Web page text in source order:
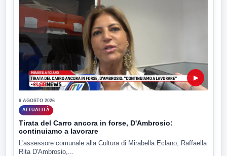
▶
6 AGOSTO 2026
ATTUALITÀ
Tirata del Carro ancora in forse, D'Ambrosio:
continuiamo a lavorare
L'assessore comunale alla Cultura di Mirabella Eclano, Raffaella
Rita D'Ambrosio,...